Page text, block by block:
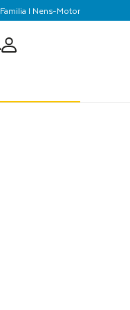
Familia I Nens-Motor